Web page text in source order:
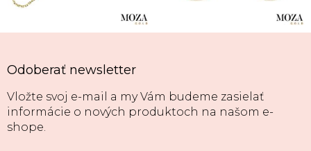
Odoberať newsletter
Vložte svoj e-mail a my Vám budeme zasielať
informácie o nových produktoch na našom e-
shope.